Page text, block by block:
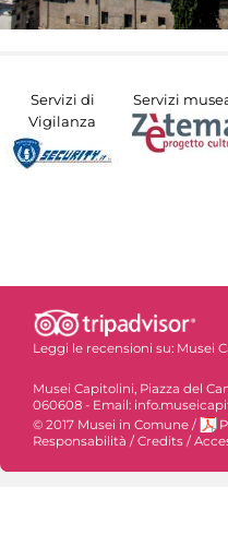
Servizi di
Vigilanza
Servizi
Leggi le recensioni su: Musei
Musei Capitolini, Piazza del
060608 - Email:
© 2017 Musei in Comune /
Responsabilità /Credits /